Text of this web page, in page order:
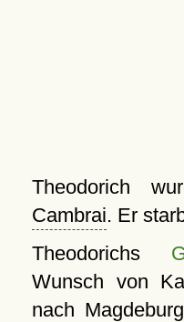
Theodorich
Cambrai. Er
Theodorichs
Wunsch von
nach